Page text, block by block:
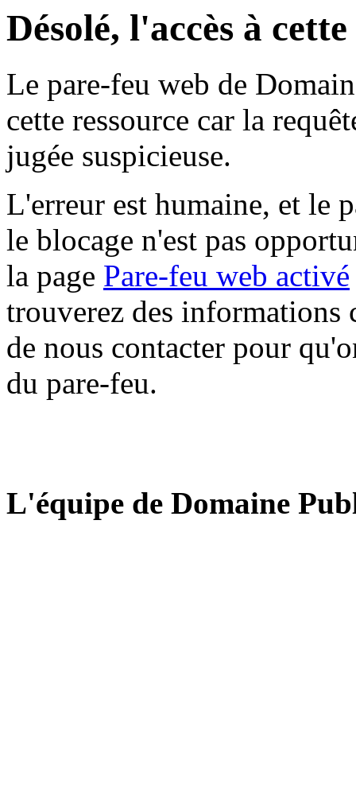
Désolé, l'accès à
Le pare-feu web de
cette ressource car la
jugée suspicieuse.
L'erreur est humaine, et le
le blocage n'est pas
la page Pare-feu web activé
trouverez des informations
de nous contacter pour
du pare-feu.
L'équipe de Domaine